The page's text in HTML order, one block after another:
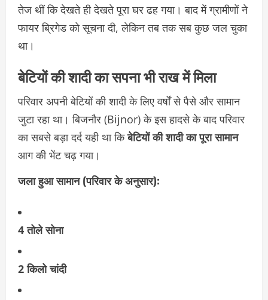
तेज थीं कि देखते ही देखते पूरा घर ढह गया। बाद में ग्रामीणों ने
फायर ब्रिगेड को सूचना दी, लेकिन तब तक सब कुछ जल चुका
था।
बेटियों की शादी का सपना भी राख में मिला
परिवार अपनी बेटियों की शादी के लिए वर्षों से पैसे और सामान
जुटा रहा था। बिजनौर (Bijnor) के इस हादसे के बाद परिवार
का सबसे बड़ा दर्द यही था किबेटियों की शादी का पूरा सामान
आग की भेंट चढ़ गया।
जला हुआ सामान (परिवार के अनुसार):
4 तोले सोना
2 किलो चांदी